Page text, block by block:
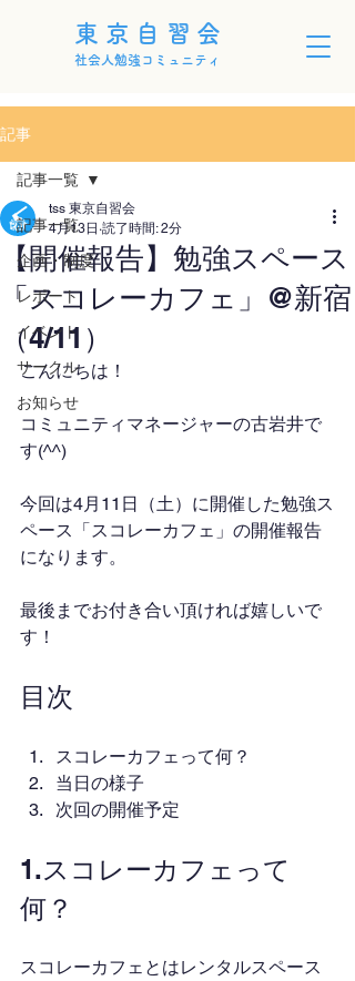
東京自習会
社会人勉強コミュニティ
記事
記事一覧
企画・制度
レポート
イベント
サークル
お知らせ
記事一覧
【開催報告】勉強スペース
「スコレーカフェ」@新宿
（4/11）
tss 東京自習会
4月13日 読了時間: 2分
こんにちは！
コミュニティマネージャーの古岩井で
す(^^)
今回は4月11日（土）に開催した勉強ス
ペース「スコレーカフェ」の開催報告
になります。
最後までお付き合い頂ければ嬉しいで
す！
目次
スコレーカフェって何？
当日の様子
次回の開催予定
1.スコレーカフェって
何？
スコレーカフェとはレンタルスペース